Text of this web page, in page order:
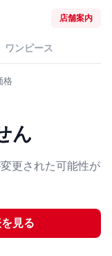
店舗案内
ワンピース
格
ん
更された可能性が
見る